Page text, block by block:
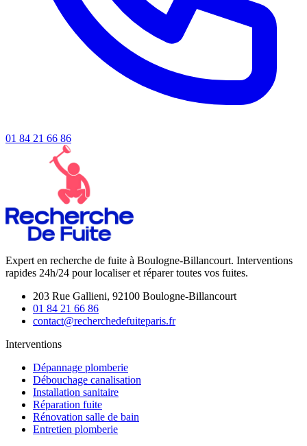
01 84 21 66 86
Expert en recherche de fuite à Boulogne-Billancourt. Interventions
rapides 24h/24 pour localiser et réparer toutes vos fuites.
203 Rue Gallieni, 92100 Boulogne-Billancourt
01 84 21 66 86
contact@recherchedefuiteparis.fr
Interventions
Dépannage plomberie
Débouchage canalisation
Installation sanitaire
Réparation fuite
Rénovation salle de bain
Entretien plomberie